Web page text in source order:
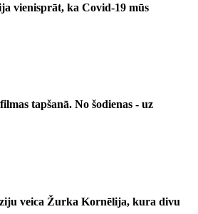
vienisprāt, ka Covid-19 mūs
tapšanā. No šodienas - uz
veica Žurka Kornēlija, kura divu